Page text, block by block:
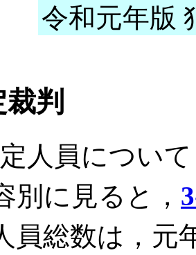
令和元年版
判
人員につい
別に見ると，
員総数は，元